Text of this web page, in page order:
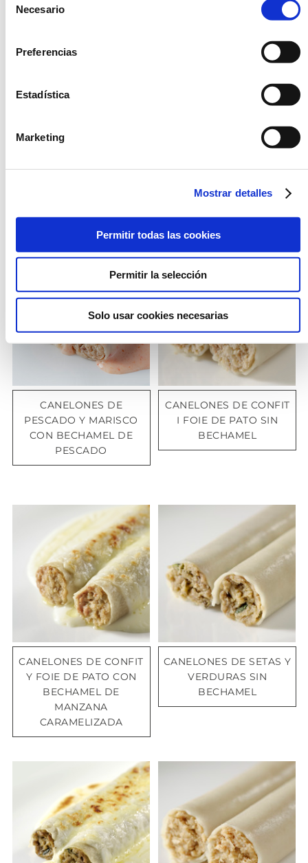
Necesario
Preferencias
Estadística
Marketing
Mostrar detalles
Permitir todas las cookies
Permitir la selección
Solo usar cookies necesarias
CANELONES DE
CANELONES DE
PESCADO Y MARISCO
CON BECHAMEL DE
PESCADO
CANELONES DE CONFIT
I FOIE DE PATO SIN
BECHAMEL
CANELONES DE CONFIT
Y FOIE DE PATO CON
BECHAMEL DE
MANZANA
CARAMELIZADA
CANELONES DE SETAS Y
VERDURAS SIN
BECHAMEL